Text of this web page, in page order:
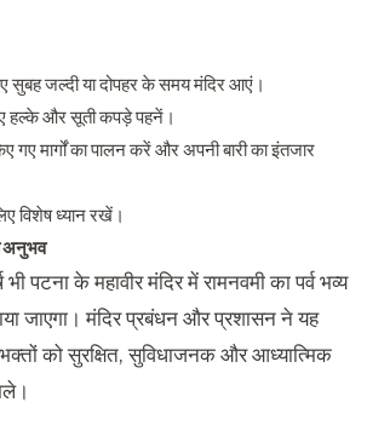
जल्दी या दोपहर के समय मंदिर आएं।
हल्के और सूती कपड़े पहनें।
गए मार्गों का पालन करें और अपनी बारी का इंतजार
विशेष ध्यान रखें।
अनुभव
भी पटना के महावीर मंदिर में रामनवमी का पर्व भव्य
जाएगा। मंदिर प्रबंधन और प्रशासन ने यह
को सुरक्षित, सुविधाजनक और आध्यात्मिक